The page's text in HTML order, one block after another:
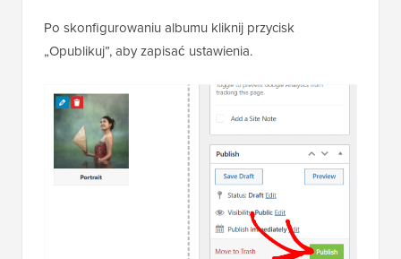
Po skonfigurowaniu albumu kliknij przycisk
„Opublikuj”, aby zapisać ustawienia.